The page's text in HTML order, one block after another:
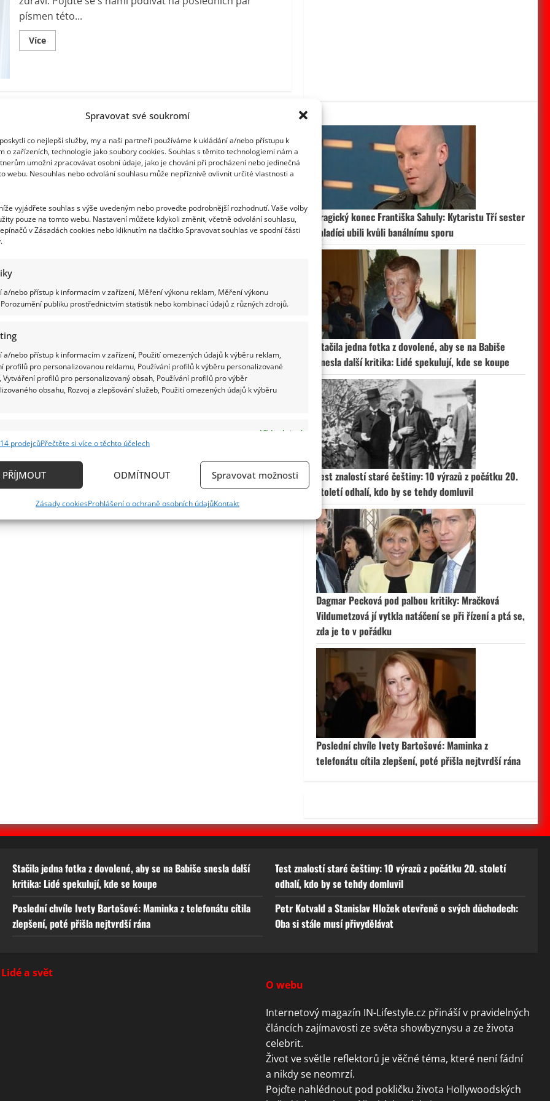
Spravovat své soukromí
co nejlepší služby, my a naši partneři používáme k ukládání a/nebo přístupu k
o zařízeních, technologie jako soubory cookies. Souhlas s těmito technologiemi nám a
umožní zpracovávat osobní údaje, jako je chování při procházení nebo jedinečná
webu. Nesouhlas nebo odvolání souhlasu může nepříznivě ovlivnit určité vlastnosti a
vyjádřete souhlas s výše uvedeným nebo proveďte podrobnější rozhodnutí. Vaše volby
pouze na tomto webu. Nastavení můžete kdykoli změnit, včetně odvolání souhlasu,
v Zásadách cookies nebo kliknutím na tlačítko Spravovat souhlas ve spodní části
a/nebo přístup k informacím v zařízení, Měření výkonu reklam, Měření výkonu
publiku prostřednictvím statistik nebo kombinací údajů z různých zdrojů.
a/nebo přístup k informacím v zařízení, Použití omezených údajů k výběru reklam,
profilů pro personalizovanou reklamu, Používání profilů k výběru personalizované
Vytváření profilů pro personalizovaný obsah, Používání profilů pro výběr
obsahu, Rozvoj a zlepšování služeb, Použití omezených údajů k výběru
Vždy aktivní
zařízení na základě automaticky přenášených informací.
aktivně vyžádaných informací.
prodejcůPřečtěte si více o těchto účelech
PŘÍJMOUT ODMÍTNOUT Spravovat možnosti
Zásady cookiesProhlášení o ochraně osobních údajůKontakt
písmen této...
VíceRead
more
Tragický konec Františka Sahuly: Kytaristu Tří sester
mladíci ubili kvůli banálnímu sporu
Stačila jedna fotka z dovolené, aby se na Babiše
snesla další kritika: Lidé spekulují, kde se koupe
Test znalostí staré češtiny: 10 výrazů z počátku 20.
století odhalí, kdo by se tehdy domluvil
Dagmar Pecková pod palbou kritiky: Mračková
Vildumetzová jí vytkla natáčení se při řízení a ptá se,
zda je to v pořádku
Poslední chvíle Ivety Bartošové: Maminka z
telefonátu cítila zlepšení, poté přišla nejtvrdší rána
Stačila jedna fotka z dovolené, aby se na Babiše snesla další
kritika: Lidé spekulují, kde se koupe
Test znalostí staré češtiny: 10 výrazů z počátku 20. století
odhalí, kdo by se tehdy domluvil
Poslední chvíle Ivety Bartošové: Maminka z telefonátu cítila
zlepšení, poté přišla nejtvrdší rána
Petr Kotvald a Stanislav Hložek otevřeně o svých důchodech:
Oba si stále musí přivydělávat
Lidé a svět
O webu
Internetový magazín IN-Lifestyle.cz přináší v pravidelných
článcích zajímavosti ze světa showbyznysu a ze života
celebrit.
Život ve světle reflektorů je věčné téma, které není fádní
a nikdy se neomrzí.
Pojďte nahlédnout pod pokličku života Hollywoodských